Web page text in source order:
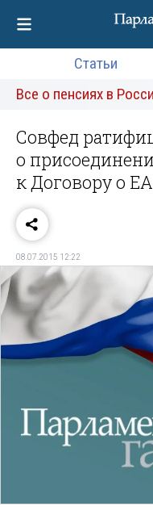
Статьи
Все о пенсиях в
Совфед
о
к Договору о
08.07.2015 12:22